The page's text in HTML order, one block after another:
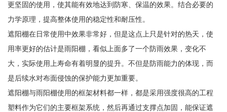
更坚固的使用，使其能有效地达到防寒、保温的效果。结合必要的
力学原理，提高整体使用的稳定性和耐压性。
遮阳棚在日常使用中效果非常好，但是这点上只是针对的热天，使
用率更好的估计是雨阳棚，看似上面多了一个防雨效果，变化不
大，实际使用上寿命有着明显的提升。不但是防雨能力的体现，而
是后续水对布面侵蚀的保护能力更加重要。
遮阳棚与雨阳棚使用的框架材料都一样，都是采用强度很高的工程
塑料作为它们的主要框架系统，然后再通过支撑点加固，能保证遮